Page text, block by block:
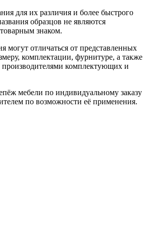
для их различия и более быстрого
образцов не являются
знаком.
могут отличаться от представленных
комплектации, фурнитуре, а также
комплектующих и
мебели по индивидуальному заказу
по возможности её применения.